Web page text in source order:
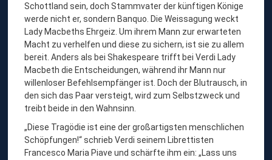
Schottland sein, doch Stammvater der künftigen Könige
werde nicht er, sondern Banquo. Die Weissagung weckt
Lady Macbeths Ehrgeiz. Um ihrem Mann zur erwarteten
Macht zu verhelfen und diese zu sichern, ist sie zu allem
bereit. Anders als bei Shakespeare trifft bei Verdi Lady
Macbeth die Entscheidungen, während ihr Mann nur
willenloser Befehlsempfänger ist. Doch der Blutrausch, in
den sich das Paar versteigt, wird zum Selbstzweck und
treibt beide in den Wahnsinn.
„Diese Tragödie ist eine der großartigsten menschlichen
Schöpfungen!“ schrieb Verdi seinem Librettisten
Francesco Maria Piave und schärfte ihm ein: „Lass uns